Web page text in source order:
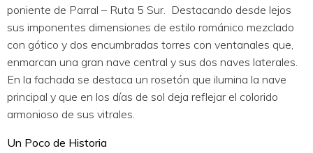
poniente de Parral – Ruta 5 Sur. Destacando desde lejos
sus imponentes dimensiones de estilo románico mezclado
con gótico y dos encumbradas torres con ventanales que,
enmarcan una gran nave central y sus dos naves laterales.
En la fachada se destaca un rosetón que ilumina la nave
principal y que en los días de sol deja reflejar el colorido
armonioso de sus vitrales.
Un Poco de Historia